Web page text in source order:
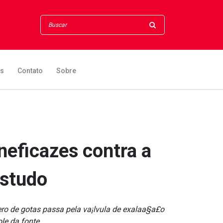
Contato Sobre
contra a
de gotas passa pela va¡lvula de exalaa§a£o